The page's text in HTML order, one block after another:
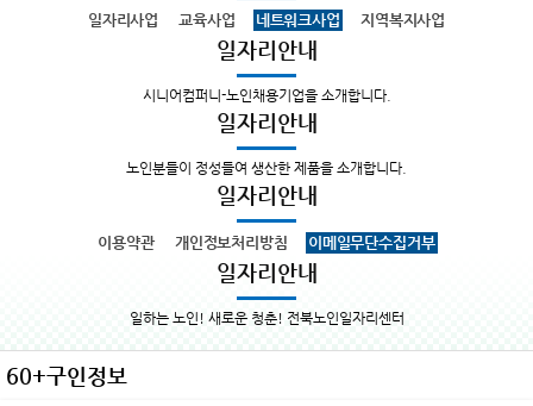
일자리사업 교육사업 네트워크사업 지역복지사업
일자리안내
시니어컴퍼니-노인채용기업을 소개합니다.
일자리안내
노인분들이 정성들여 생산한 제품을 소개합니다.
일자리안내
이용약관 개인정보처리방침 이메일무단수집거부
일자리안내
일하는 노인! 새로운 청춘! 전북노인일자리센터
60+구인정보